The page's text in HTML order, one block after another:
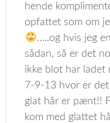
hende
opfattet som om
…..og hvis jeg
sådan, så er det
ikke blot har ladet
7-9-13 hvor er det
glat hår er pænt!!
kom med glattet